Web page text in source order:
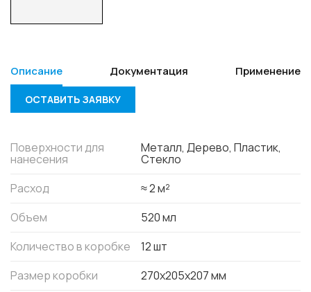
Описание Документация Применение
ОСТАВИТЬ ЗАЯВКУ
Поверхности для
нанесения
Металл, Дерево, Пластик,
Стекло
Расход
≈ 2 м²
Объем
520 мл
Количество в коробке
12 шт
Размер коробки
270x205x207 мм